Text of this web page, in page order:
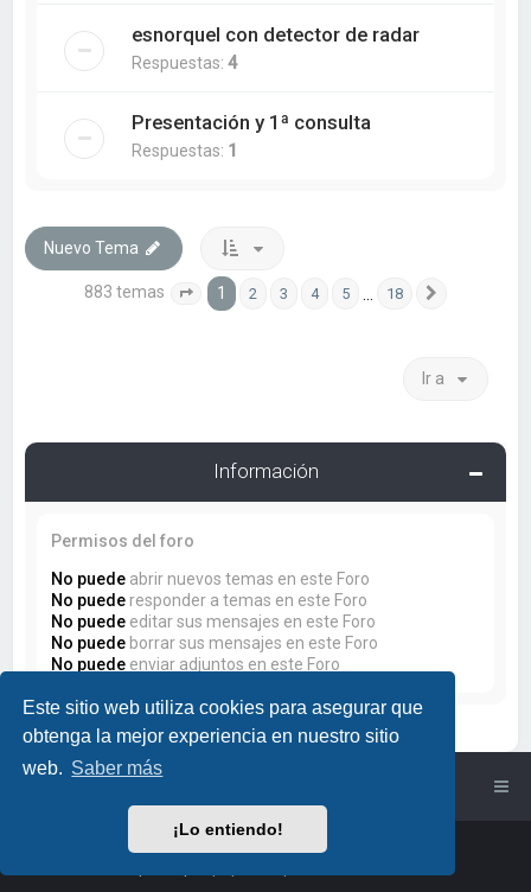
Este sitio web utiliza cookies para asegurar que
obtenga la mejor experiencia en nuestro sitio
web. Saber más
¡Lo entiendo!
esnorquel con detector de radar
Respuestas:4
Presentación y 1ª consulta
Respuestas: 1
Nuevo Tema
883 temas Página 1de 18
1 2 3 4 5 18
Ir a
Información
Permisos del foro
No puede abrir nuevos temas en este Foro
No puede responder a temas en este Foro
No puede editar sus mensajes en este Foro
No puede borrar sus mensajes en este Foro
No puede enviar adjuntos en este Foro
phpBB
PlanetStyles